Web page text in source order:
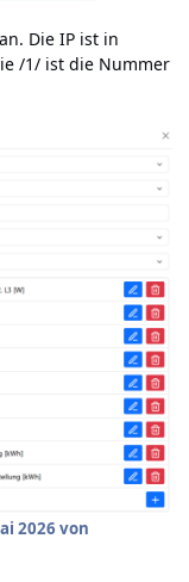
Die IP ist in
/1/ ist die Nummer
2026 von